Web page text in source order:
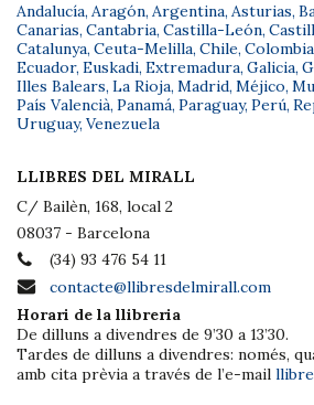
Andalucía, Aragón, Argentina, Asturias,
Canarias, Cantabria, Castilla-León,
Catalunya, Ceuta-Melilla, Chile, Colombia
Ecuador, Euskadi, Extremadura, Galicia,
Illes Balears, La Rioja, Madrid, Méjico,
País Valencià, Panamá, Paraguay, Perú,
Uruguay, Venezuela
LLIBRES DEL MIRALL
C/ Bailèn, 168, local 2
08037 - Barcelona
(34) 93 476 54 11
contacte@llibresdelmirall.com
Horari de la llibreria
De dilluns a divendres de 9’30 a 13’30.
Tardes de dilluns a divendres: només,
amb cita prèvia a través de l’e-mail